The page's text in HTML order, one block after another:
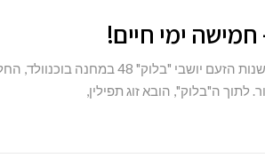
ימי חיים!
מחנה בוכנוולד, גרמניה, בשנות הזעם יושבי "בלוק" 48 במחנה
לתוך ה"בלוק", הובא זוג תפילין,